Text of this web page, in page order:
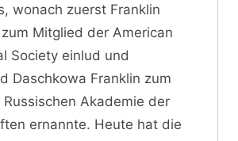
wonach zuerst Franklin
Mitglied der American
Society einlud und
Daschkowa Franklin zum
Akademie der
ernannte. Heute hat die